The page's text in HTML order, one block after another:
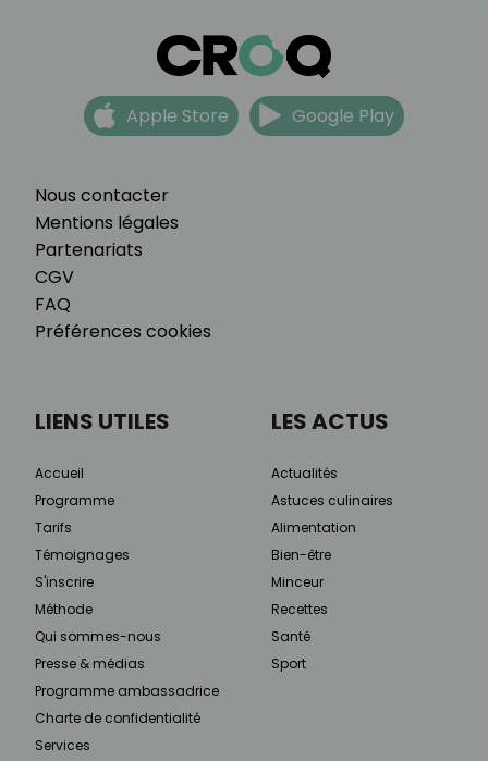
Nous contacter
Mentions légales
Partenariats
CGV
FAQ
Préférences cookies
Apple Store Google Play
LIENS UTILES
Accueil
Programme
Tarifs
Témoignages
S'inscrire
Méthode
Qui sommes-nous
Presse & médias
Programme ambassadrice
Charte de confidentialité
Services
LES ACTUS
Actualités
Astuces culinaires
Alimentation
Bien-être
Minceur
Recettes
Santé
Sport